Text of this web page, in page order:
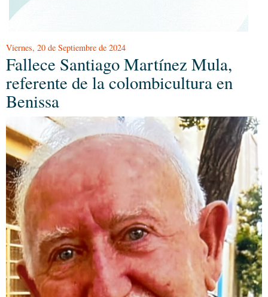
Viernes, 20 de Septiembre de 2024
Fallece Santiago Martínez Mula,
referente de la colombicultura en
Benissa